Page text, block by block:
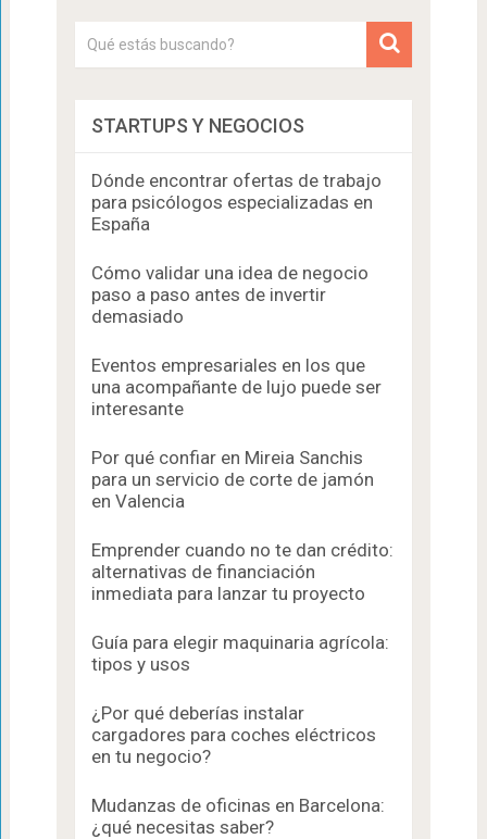
STARTUPS Y NEGOCIOS
Dónde encontrar ofertas de trabajo
para psicólogos especializadas en
España
Cómo validar una idea de negocio
paso a paso antes de invertir
demasiado
Eventos empresariales en los que
una acompañante de lujo puede ser
interesante
Por qué confiar en Mireia Sanchis
para un servicio de corte de jamón
en Valencia
Emprender cuando no te dan crédito:
alternativas de financiación
inmediata para lanzar tu proyecto
Guía para elegir maquinaria agrícola:
tipos y usos
¿Por qué deberías instalar
cargadores para coches eléctricos
en tu negocio?
Mudanzas de oficinas en Barcelona:
¿qué necesitas saber?